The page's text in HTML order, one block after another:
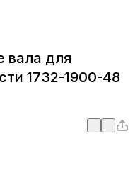
вала для
1732-1900-48